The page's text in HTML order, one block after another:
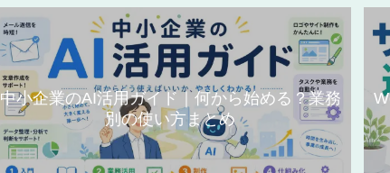
中小企業のAI活用ガイド｜何から始める？業務
別の使い方まとめ